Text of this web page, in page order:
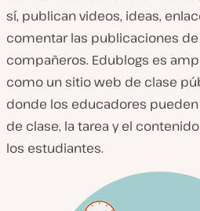
sí, publican videos, ideas,
comentar las publicaciones
compañeros. Edublogs es
como un sitio web de clase
donde los educadores
de clase, la tarea y el
los estudiantes.